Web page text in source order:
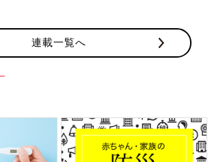
連載一覧へ